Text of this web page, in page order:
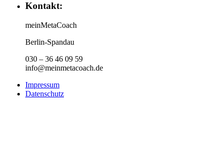
Kontakt:
meinMetaCoach
Berlin-Spandau
030 – 36 46 09 59
info@meinmetacoach.de
Impressum
Datenschutz